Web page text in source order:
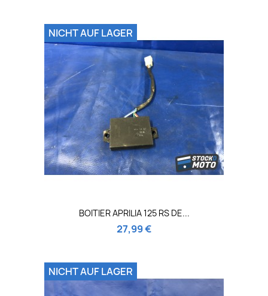
BOITIER APRILIA 125 RS DE...
27,99 €
NICHT AUF LAGER
NICHT AUF LAGER